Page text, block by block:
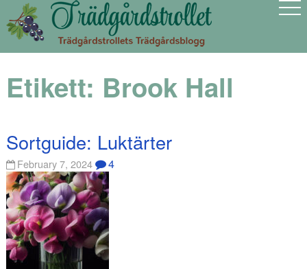
Etikett: Brook Hall
Sortguide: Luktärter
February 7, 2024 4